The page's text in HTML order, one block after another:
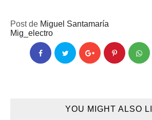
Post de Miguel Santamaría
Mig_electro
YOU MIGHT ALSO